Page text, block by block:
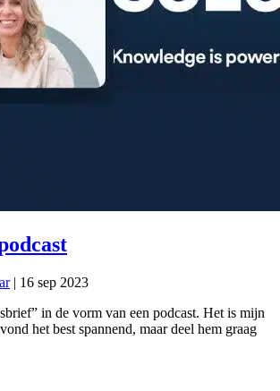
| 16 sep 2023
in de vorm van een podcast. Het is mijn
het best spannend, maar deel hem graag